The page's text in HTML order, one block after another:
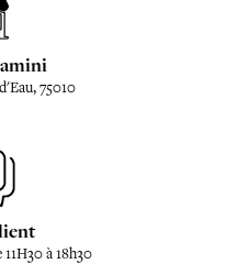
75010
à 18h30